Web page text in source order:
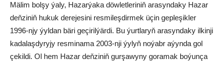
Mä­lim bol­şy ýa­ly, Ha­zar­ýa­ka döw­let­le­ri­niň ara­syn­da­ky Ha­zar
deň­zi­niň hu­kuk de­re­je­si­ni res­mi­leş­dir­mek üçin gep­le­şik­le­r
1996-njy ýyl­dan bä­ri ge­çir­il­ýär­di. Bu ýurt­la­ryň ara­syn­da­ky il­kin­ji
ka­da­laş­dy­ry­jy res­mi­na­ma 2003-nji ýy­lyň no­ýabr aýyn­da gol
çe­kil­di. Ol hem Ha­zar deň­zi­niň gur­şa­wy­ny go­ra­mak bo­ýun­ça